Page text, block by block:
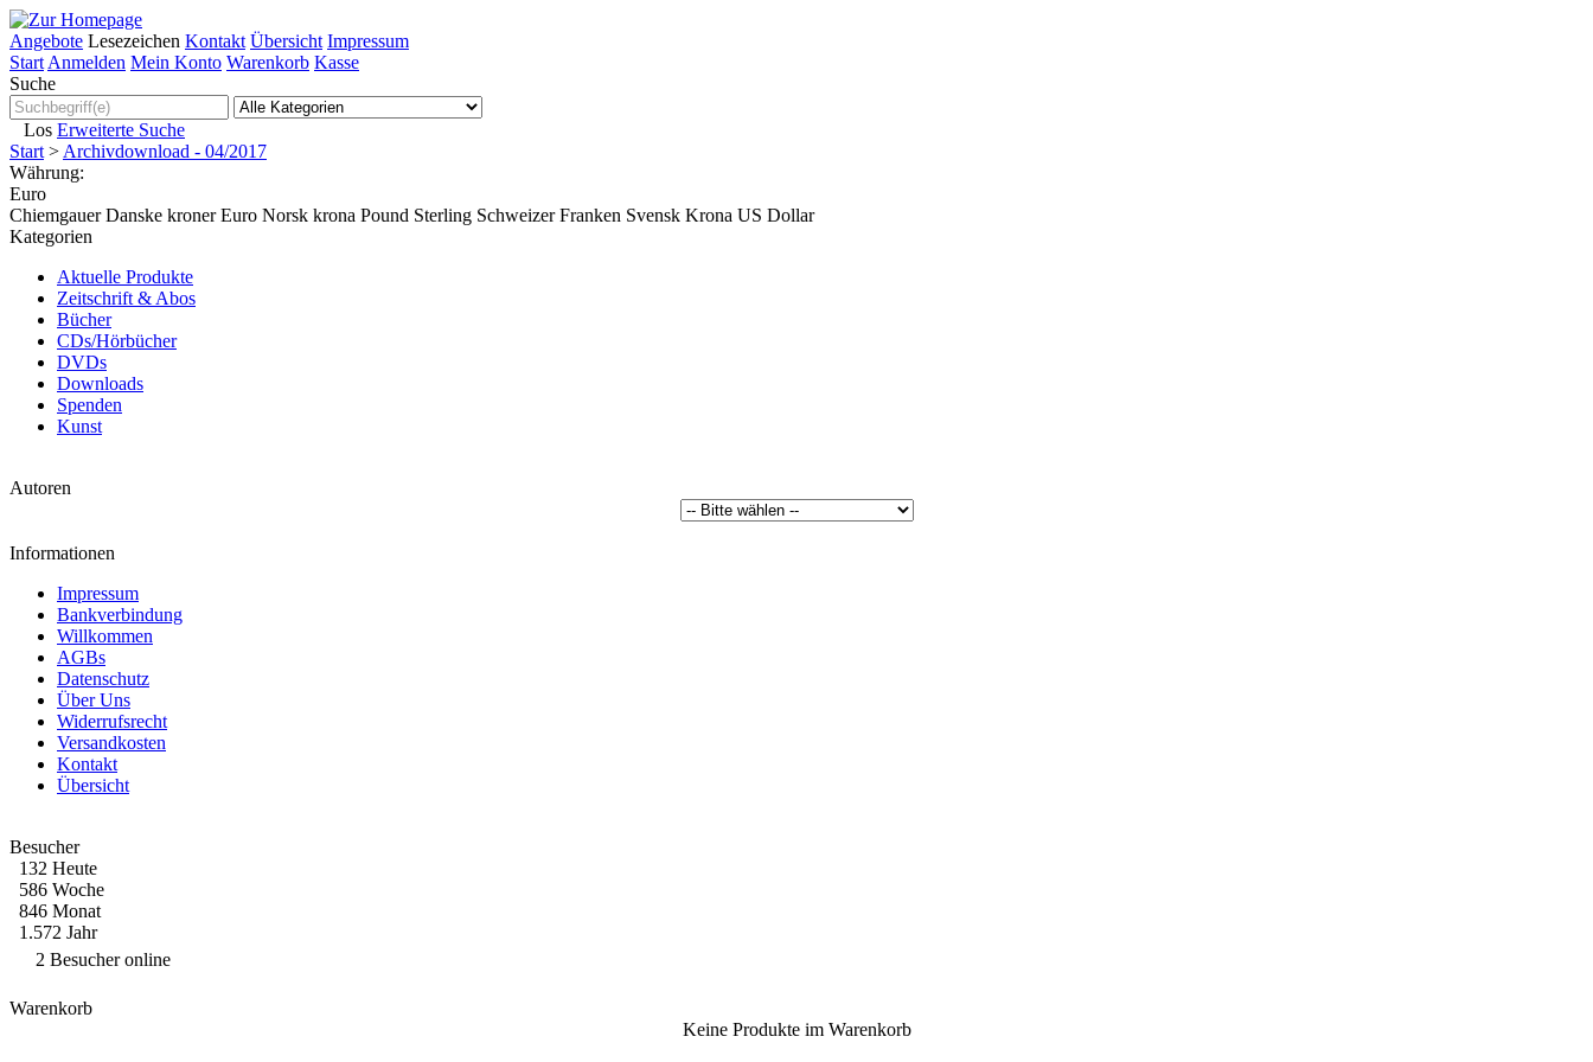
Angebote Lesezeichen Kontakt Übersicht Impressum
Start Anmelden Mein Konto Warenkorb Kasse
Suche
Los Erweiterte Suche
Start > Archivdownload - 04/2017
Währung:
Euro
Chiemgauer Danske kroner Euro Norsk krona Pound Sterling Schweizer Franken Svensk Krona US Dollar
Kategorien
Aktuelle Produkte
Zeitschrift & Abos
Bücher
CDs/Hörbücher
DVDs
Downloads
Spenden
Kunst
Autoren
Informationen
Impressum
Bankverbindung
Willkommen
AGBs
Datenschutz
Über Uns
Widerrufsrecht
Versandkosten
Kontakt
Übersicht
Besucher
132 Heute
586 Woche
846 Monat
1.572 Jahr
2 Besucher online
Warenkorb
Keine Produkte im Warenkorb